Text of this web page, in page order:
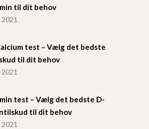
til dit behov
test – Vælg det bedste
til dit behov
test – Vælg det bedste D-
til dit behov